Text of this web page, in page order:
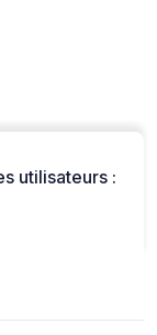
utilisateurs :